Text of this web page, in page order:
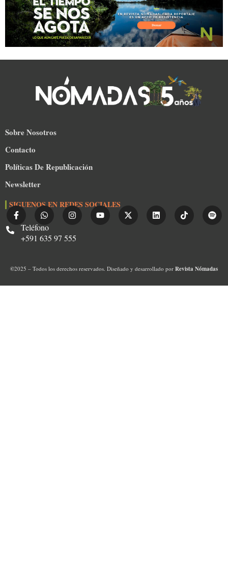
Sobre Nosotros
Contacto
Políticas De Republicación
Newsletter
SIGUENOS EN REDES SOCIALES
Teléfono
+591 635 97 555
©2025 – Todos los derechos reservados. Diseñado y desarrollado por Revista Nómadas